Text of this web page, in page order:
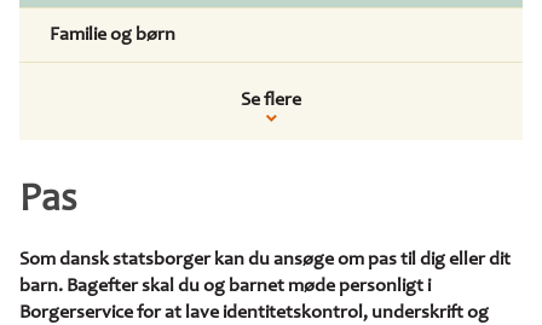
Familie og børn
Se flere
Pas
Som dansk statsborger kan du ansøge om pas til dig eller dit
barn. Bagefter skal du og barnet møde personligt i
Borgerservice for at lave identitetskontrol, underskrift og